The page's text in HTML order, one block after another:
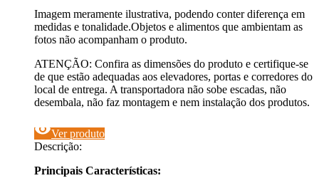
Imagem meramente ilustrativa, podendo conter diferença em
medidas e tonalidade.Objetos e alimentos que ambientam as
fotos não acompanham o produto.
ATENÇÃO: Confira as dimensões do produto e certifique-se
de que estão adequadas aos elevadores, portas e corredores do
local de entrega. A transportadora não sobe escadas, não
desembala, não faz montagem e nem instalação dos produtos.
visibilityVer produto
Descrição:
Principais Características: